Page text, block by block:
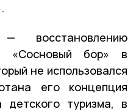
восстановлению
«Сосновый бор» в
не использовался
его концепция
детского туризма, в